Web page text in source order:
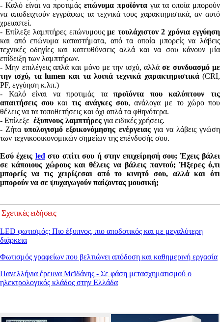
- Καλό είναι να προτιμάς επώνυμα προϊόντα για τα οποία μπορούν
να αποδειχτούν εγγράφως τα τεχνικά τους χαρακτηριστικά, αν αυτό
χρειαστεί.
- Επίλεξε λαμπτήρες επώνυμους με τουλάχιστον 2 χρόνια εγγύηση
και από επώνυμα καταστήματα, από τα οποία μπορείς να λάβεις
τεχνικές οδηγίες και κατευθύνσεις αλλά και να σου κάνουν μία
επίδειξη των λαμπτήρων.
- Μην επιλέγεις απλά και μόνο με την ισχύ, αλλάσε συνδυασμό με
την ισχύ, τα lumen και τα λοιπά τεχνικά χαρακτηριστικά(CRI,
PF, εγγύηση κ.λπ.)
- Καλό είναι να προτιμάς ταπροϊόντα που καλύπτουν τις
απαιτήσεις σου και τις ανάγκες σου, ανάλογα με το χώρο που
θέλεις να τα τοποθετήσεις και όχι απλά τα φθηνότερα.
- Επίλεξε έξυπνους λαμπτήρες για ειδικές χρήσεις.
- Ζήταυπολογισμό εξοικονόμησης ενέργειαςγια να λάβεις γνώση
των τεχνικοοικονομικών σημείων της επένδυσής σου.
Εσύ έχεις led στο σπίτι σου ή στην επιχείρησή σου; Έχεις βάλει
σε κάποιους χώρους και θέλεις να βάλεις παντού; Ήξερες ό,τι
μπορείς να τις χειρίζεσαι από το κινητό σου, αλλά και ότι
μπορούν να σε ψυχαγωγούν παίζοντας μουσική;
Σχετικές ειδήσεις
LED φωτισμός: Πιο έξυπνος, πιο αποδοτικός και με μεγαλύτερη
διάρκεια
Φωτισμός γραφείων που βελτιώνει απόδοση και καθημερινή εργασία
Πανελλήνια έρευνα Μεϊδάνης - Σε φάση μετασχηματισμού ο
ηλεκτρολογικός κλάδος στην Ελλάδα